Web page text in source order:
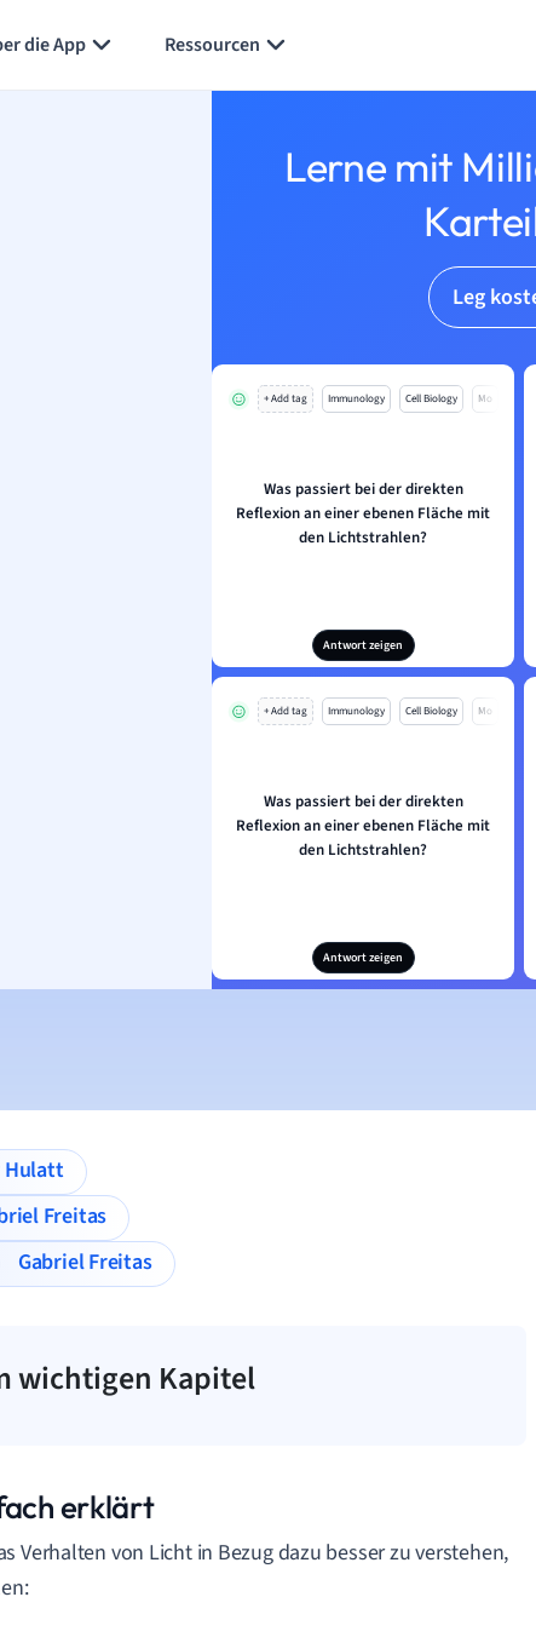
die App Ressourcen
Lerne mit
Leg
+ Add tag Immunology Cell Biology Mo
Was passiert bei der direkten
Reflexion an einer ebenen Fläche mit
den Lichtstrahlen?
Antwort zeigen
+ Add tag Immunology Cell Biology Mo
Was passiert bei der direkten
Reflexion an einer ebenen Fläche mit
den Lichtstrahlen?
Antwort zeigen
Lily Hulatt
Freitas
Gabriel Freitas
wichtigen Kapitel
erklärt
Verhalten von Licht in Bezug dazu besser zu verstehen,